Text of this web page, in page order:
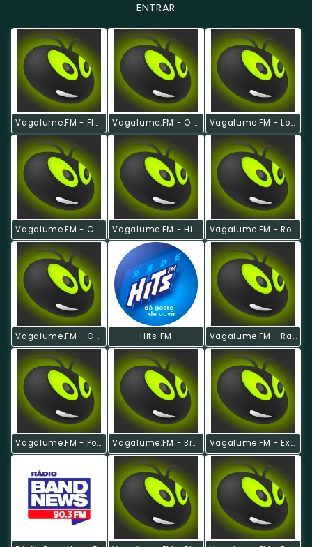
ENTRAR
Vagalume.FM - Flashback Vagalume.FM - O Melhor De Pink Floyd Vagalume.FM - Lollapalooza Brasil 2017
Vagalume.FM - Country Hits Vagalume.FM - Hits Anos 80 Vagalume.FM - Romântico
Vagalume.FM - O Melhor De Guns 'N Roses Hits FM Vagalume.FM - Rap E Hip Hop
Vagalume.FM - Pop Anos 90 Vagalume.FM - Breeze Vagalume.FM - Experimental